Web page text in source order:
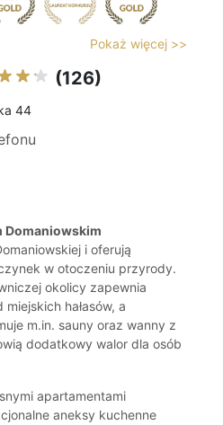
Pokaż więcej >>
(126)
44
Domaniowskim
i oferują
w otoczeniu przyrody.
okolicy zapewnia
hałasów, a
m.in. sauny oraz wanny z
dodatkowy walor dla osób
apartamentami
aneksy kuchenne